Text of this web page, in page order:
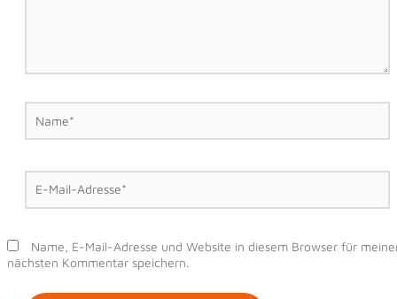
Name*
E-
Mail-
Adresse*
Name, E-Mail-Adresse und Website in diesem Browser für
nächsten Kommentar speichern.